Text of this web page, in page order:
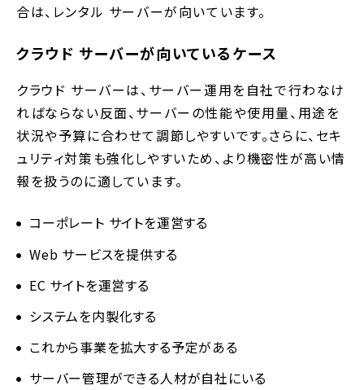
合は、レンタル サーバーが向いています。
クラウド サーバーが向いているケース
クラウド サーバーは、サーバー運用を自社で行わなけ
ればならない反面、サーバーの性能や使用量、用途を
状況や予算に合わせて調節しやすいです。さらに、セキ
ュリティ対策も強化しやすいため、より機密性が高い情
報を扱うのに適しています。
コーポレート サイトを運営する
Web サービスを提供する
EC サイトを運営する
システムを内製化する
これから事業を拡大する予定がある
サーバー管理ができる人材が自社にいる